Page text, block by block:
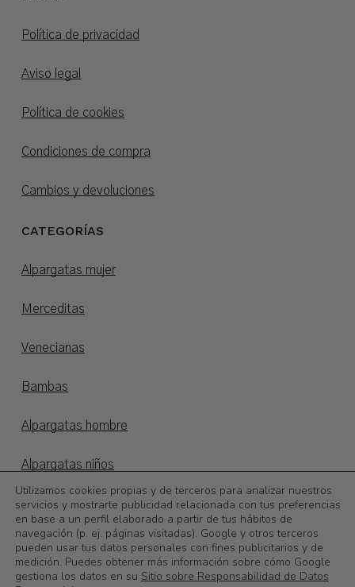
Subtotal: 0,00€
Política de privacidad
Aviso legal
Política de cookies
Condiciones de compra
Cambios y devoluciones
CATEGORÍAS
Alpargatas mujer
Merceditas
Venecianas
Bambas
Alpargatas hombre
Alpargatas niños
Otoño/invierno
©2026Calzadoslobo
Utilizamos cookies propias y de terceros para analizar nuestros
servicios y mostrarte publicidad relacionada con tus preferencias
en base a un perfil elaborado a partir de tus hábitos de
navegación (p. ej. páginas visitadas). Google y otros terceros
pueden usar tus datos personales con fines publicitarios y de
medición. Puedes obtener más información sobre cómo Google
gestiona los datos en su Sitio sobre Responsabilidad de Datos